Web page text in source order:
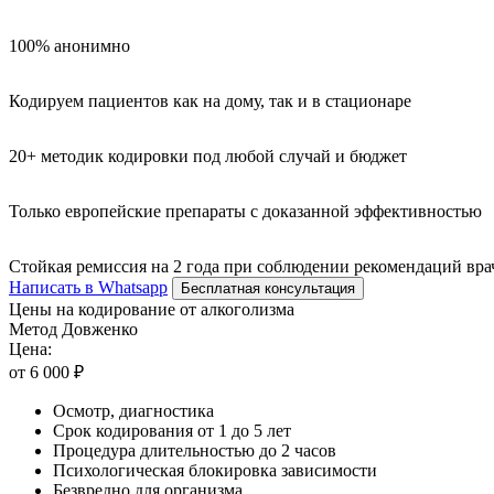
100% анонимно
Кодируем пациентов как на дому, так и в стационаре
20+ методик кодировки под любой случай и бюджет
Только европейские препараты с доказанной эффективностью
Стойкая ремиссия на 2 года при соблюдении рекомендаций
Написать в Whatsapp
Бесплатная консультация
Цены на кодирование от алкоголизма
Метод Довженко
Цена:
от 6 000 ₽
Осмотр, диагностика
Срок кодирования от 1 до 5 лет
Процедура длительностью до 2 часов
Психологическая блокировка зависимости
Безвредно для организма